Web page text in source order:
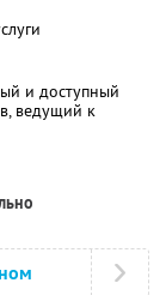
и доступный
ведущий к